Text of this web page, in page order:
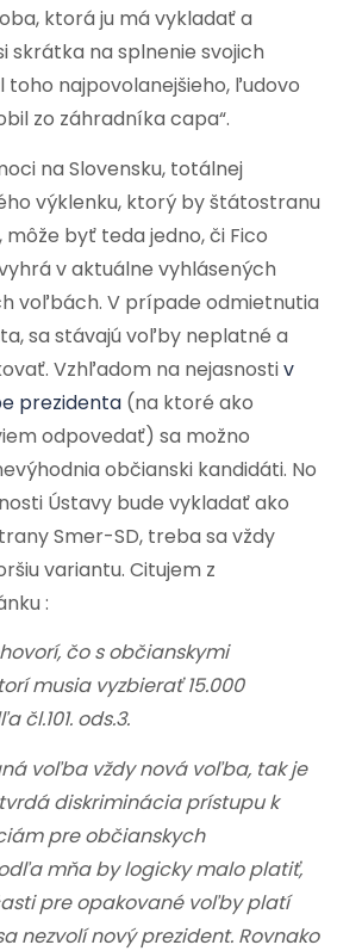
ktorá ju má vykladať a
skrátka na splnenie svojich
najpovolanejšieho, ľudovo
zo záhradníka capa“.
na Slovensku, totálnej
výklenku, ktorý by štátostranu
byť teda jedno, či Fico
v aktuálne vyhlásených
voľbách. V prípade odmietnutia
sa stávajú voľby neplatné a
Vzhľadom na nejasnostiv
prezidenta(na ktoré ako
odpovedať) sa možno
občianski kandidáti. No
Ústavy bude vykladať ako
Smer-SD, treba sa vždy
variantu. Citujem z
:
čo s občianskymi
musia vyzbierať 15.000
čl.101. ods.3.
voľba vždy nová voľba, tak je
diskriminácia prístupu k
pre občianskych
mňa by logicky malo platiť,
pre opakované voľby platí
nezvolí nový prezident. Rovnako